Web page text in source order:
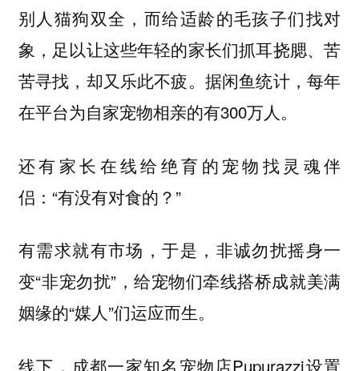
别人猫狗双全，而给适龄的毛孩子们找对
象，足以让这些年轻的家长们抓耳挠腮、苦
苦寻找，却又乐此不疲。据闲鱼统计，每年
在平台为自家宠物相亲的有300万人。
还有家长在线给绝育的宠物找灵魂伴
侣：“有没有对食的？”
有需求就有市场，于是，非诚勿扰摇身一
变“非宠勿扰”，给宠物们牵线搭桥成就美满
姻缘的“媒人”们运应而生。
线下，成都一家知名宠物店Pupurazzi设置